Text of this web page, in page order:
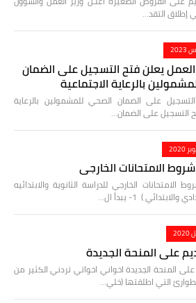
إطلاق التقد…
يعلن فتح التسجيل على الضمان
بالرعاية الاجتماعية
على الضمان الصحي للمشمولين بالرعاية
التسجيل على الضمان…
الامتحانات الخارجي
الامتحانات الخارجي للدراسة الثانوية والابتدائيه
) 1- يبدأ ال…
على المنحة الجديدة
على المنحة الجديدة اخواني اخواتي تردني الكثير من
التي اطلقتها (خلي…